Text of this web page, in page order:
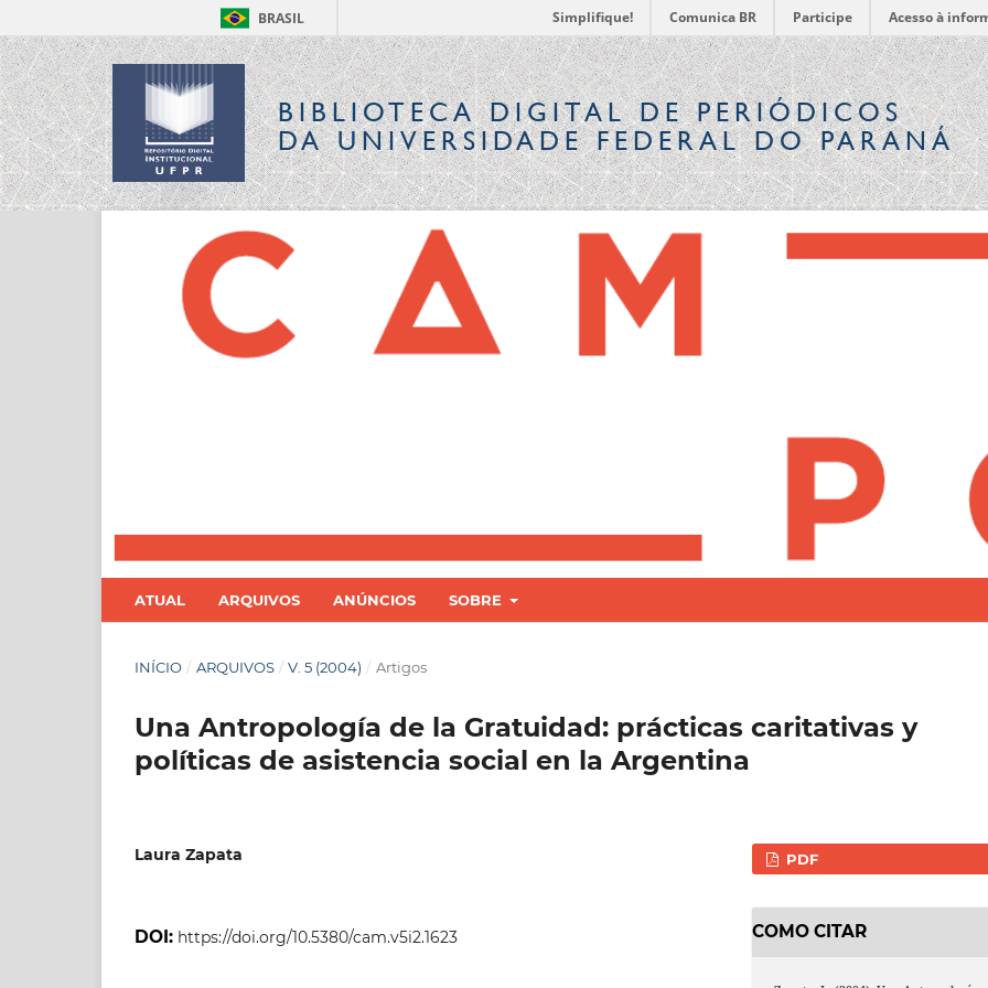
BRASIL Simplifique! Comunica BR Participe Acesso à
BIBLIOTECA DIGITALDE PERIÓDICOS
DA UNIVERSIDADE FEDERAL DO PARANÁ
ATUAL ARQUIVOS ANÚNCIOS SOBRE
INÍCIO / ARQUIVOS / V. 5 (2004) / Artigos
Una Antropología de la Gratuidad: prácticas caritativas y
políticas de asistencia social en la Argentina
Laura Zapata
DOI: https://doi.org/10.5380/cam.v5i2.1623
PDF
COMO CITAR